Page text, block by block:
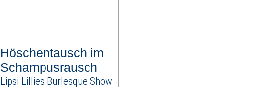
Höschentausch im
Schampusrausch
Lipsi Lillies Burlesque Show